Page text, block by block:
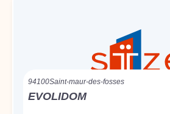
94100Saint-maur-des-fosses
EVOLIDOM